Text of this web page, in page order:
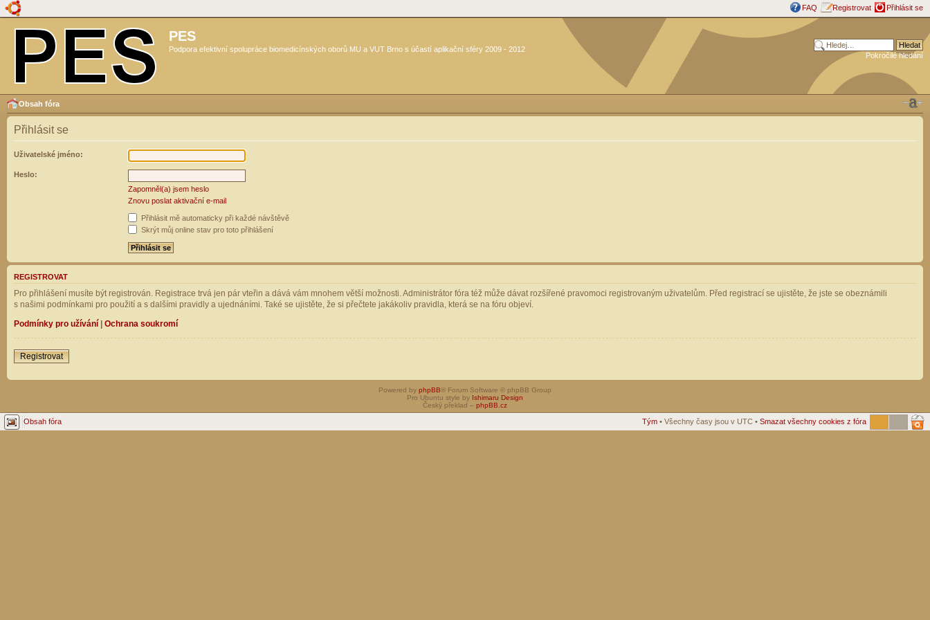
FAQ Registrovat Přihlásit se
PES
Podpora efektivní spolupráce biomedicínských oborů MU a VUT Brno s účastí aplikační sféry 2009 - 2012
Pokročilé hledání
Obsah fóra
Přihlásit se
Uživatelské jméno:
Heslo:
Zapomněl(a) jsem heslo
Znovu poslat aktivační e-mail
Přihlásit mě automaticky při každé návštěvě
Skrýt můj online stav pro toto přihlášení
REGISTROVAT
Pro přihlášení musíte být registrován. Registrace trvá jen pár vteřin a dává vám mnohem větší možnosti. Administrátor fóra též může dávat rozšířené pravomoci registrovaným uživatelům. Před registrací se ujistěte, že jste se obeznámili
s našimi podmínkami pro použití a s dalšími pravidly a ujednáními. Také se ujistěte, že si přečtete jakákoliv pravidla, která se na fóru objeví.
Podmínky pro užívání | Ochrana soukromí
Registrovat
Powered by phpBB® Forum Software © phpBB Group
Pro Ubuntu style by Ishimaru Design
Český překlad – phpBB.cz
Obsah fóra Tým • Všechny časy jsou v UTC • Smazat všechny cookies z fóra